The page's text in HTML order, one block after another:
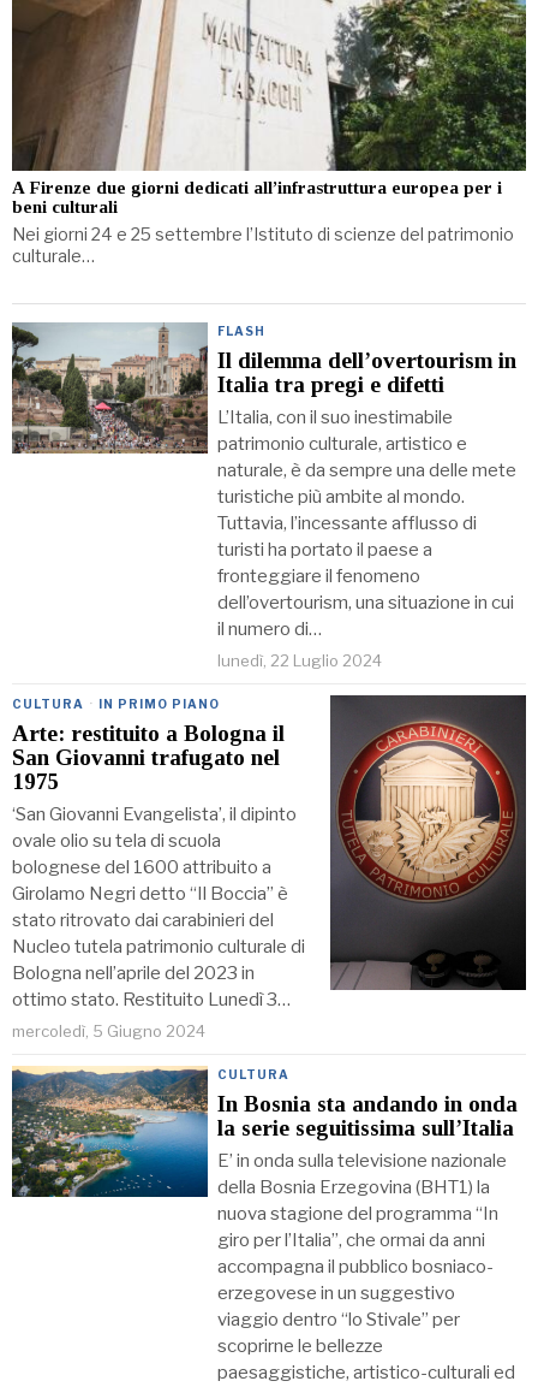
A Firenze due giorni dedicati all’infrastruttura europea per i
beni culturali
Nei giorni 24 e 25 settembre l’Istituto di scienze del patrimonio
culturale…
FLASH
Il dilemma dell’overtourism in
Italia tra pregi e difetti
L’Italia, con il suo inestimabile
patrimonio culturale, artistico e
naturale, è da sempre una delle mete
turistiche più ambite al mondo.
Tuttavia, l’incessante afflusso di
turisti ha portato il paese a
fronteggiare il fenomeno
dell’overtourism, una situazione in cui
il numero di…
lunedì, 22 Luglio 2024
CULTURA · IN PRIMO PIANO
Arte: restituito a Bologna il
San Giovanni trafugato nel
1975
‘San Giovanni Evangelista’, il dipinto
ovale olio su tela di scuola
bolognese del 1600 attribuito a
Girolamo Negri detto “Il Boccia” è
stato ritrovato dai carabinieri del
Nucleo tutela patrimonio culturale di
Bologna nell’aprile del 2023 in
ottimo stato. Restituito Lunedì 3…
mercoledì, 5 Giugno 2024
CULTURA
In Bosnia sta andando in onda
la serie seguitissima sull’Italia
E’ in onda sulla televisione nazionale
della Bosnia Erzegovina (BHT1) la
nuova stagione del programma “In
giro per l’Italia”, che ormai da anni
accompagna il pubblico bosniaco-
erzegovese in un suggestivo
viaggio dentro “lo Stivale” per
scoprirne le bellezze
paesaggistiche, artistico-culturali ed